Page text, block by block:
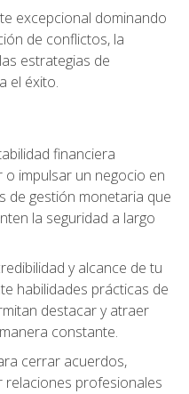
excepcional dominando
de conflictos, la
estrategias de
el éxito.
financiera
impulsar un negocio en
de gestión monetaria que
la seguridad a largo
y alcance de tu
habilidades prácticas de
destacar y atraer
constante.
cerrar acuerdos,
relaciones profesionales